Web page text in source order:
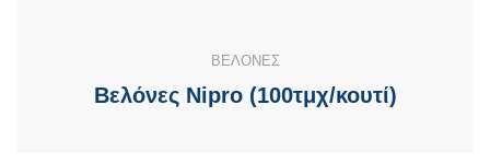
ΒΕΛΟΝΕΣ
Βελόνες Nipro (100τμχ/κουτί)